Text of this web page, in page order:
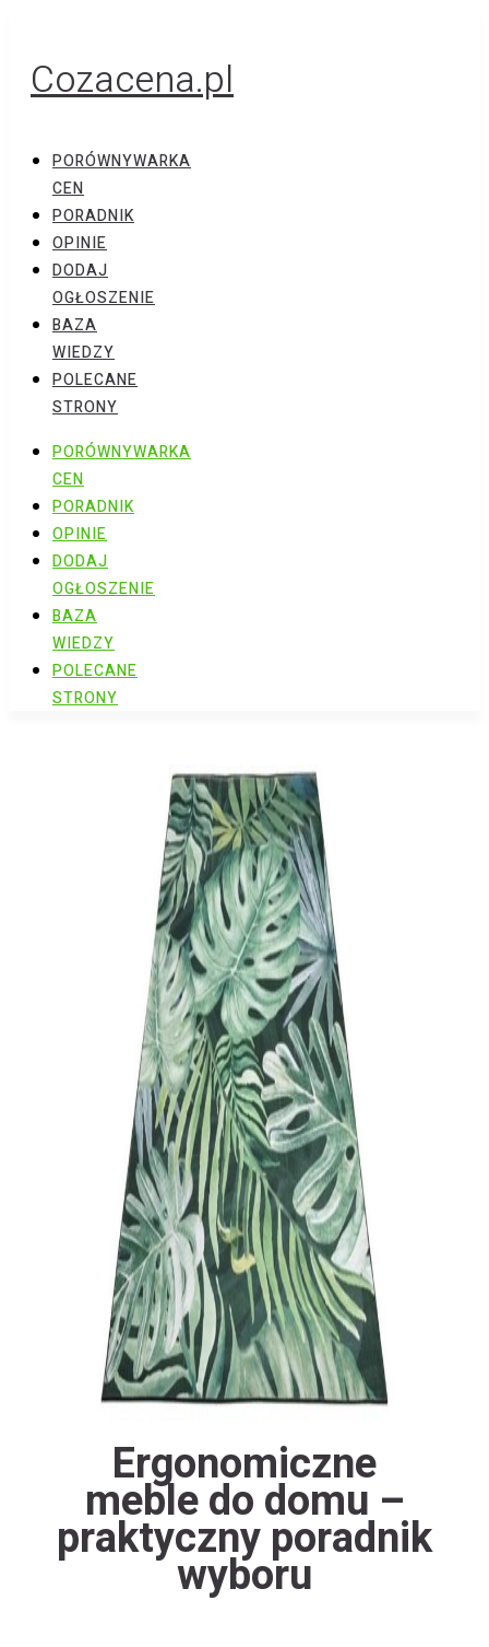
Cozacena.pl
PORÓWNYWARKA
CEN
PORADNIK
OPINIE
DODAJ
OGŁOSZENIE
BAZA
WIEDZY
POLECANE
STRONY
PORÓWNYWARKA
CEN
PORADNIK
OPINIE
DODAJ
OGŁOSZENIE
BAZA
WIEDZY
POLECANE
STRONY
Ergonomiczne
meble do domu –
praktyczny poradnik
wyboru